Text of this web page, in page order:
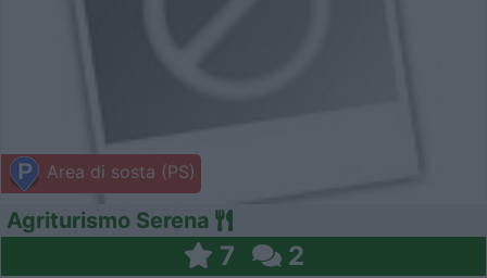
Area di sosta (PS)
Agriturismo Serena
7 2